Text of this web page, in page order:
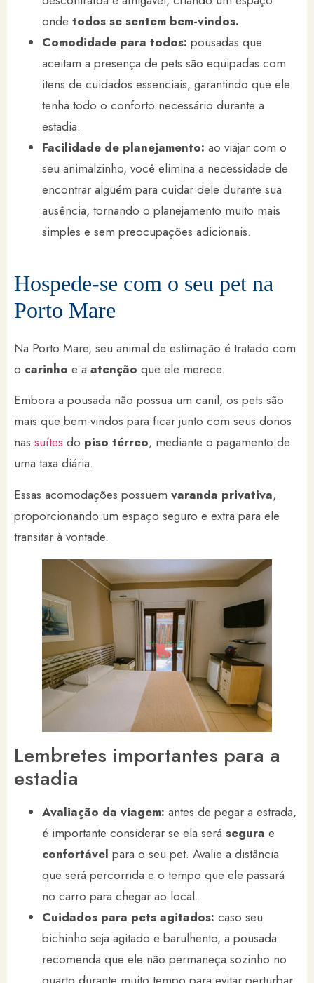
onde todos se sentem bem-vindos.
Comodidade para todos: pousadas que
aceitam a presença de pets são equipadas com
itens de cuidados essenciais, garantindo que ele
tenha todo o conforto necessário durante a
estadia.
Facilidade de planejamento: ao viajar com o
seu animalzinho, você elimina a necessidade de
encontrar alguém para cuidar dele durante sua
ausência, tornando o planejamento muito mais
simples e sem preocupações adicionais.
Hospede-se com o seu pet na
Porto Mare
Na Porto Mare, seu animal de estimação é tratado com
o carinho e a atenção que ele merece.
Embora a pousada não possua um canil, os pets são
mais que bem-vindos para ficar junto com seus donos
nas suítes do piso térreo, mediante o pagamento de
uma taxa diária.
Essas acomodações possuem varanda privativa,
proporcionando um espaço seguro e extra para ele
transitar à vontade.
Lembretes importantes para a
estadia
Avaliação da viagem: antes de pegar a estrada,
é importante considerar se ela será segura e
confortável para o seu pet. Avalie a distância
que será percorrida e o tempo que ele passará
no carro para chegar ao local.
Cuidados para pets agitados: caso seu
bichinho seja agitado e barulhento, a pousada
recomenda que ele não permaneça sozinho no